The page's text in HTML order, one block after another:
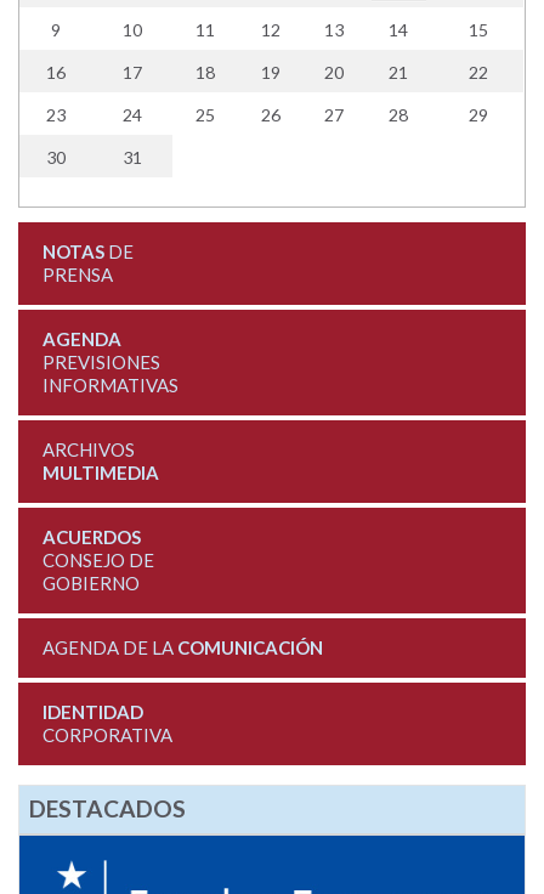
9 10 11 12 13 14 15
16 17 18 19 20 21 22
23 24 25 26 27 28 29
30 31
NOTASDE
PRENSA
AGENDA
PREVISIONES
INFORMATIVAS
ARCHIVOS
MULTIMEDIA
ACUERDOS
CONSEJO DE
GOBIERNO
AGENDA DE LA COMUNICACIÓN
IDENTIDAD
CORPORATIVA
DESTACADOS